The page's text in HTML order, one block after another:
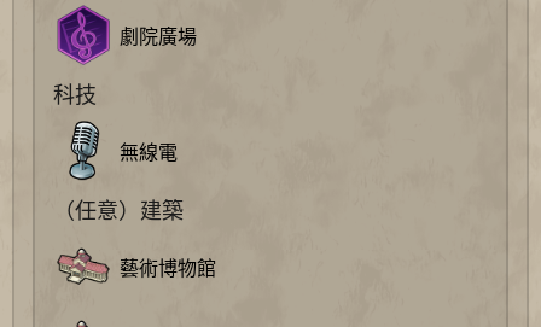
劇院廣場
科技
無線電
（任意）建築
藝術博物館